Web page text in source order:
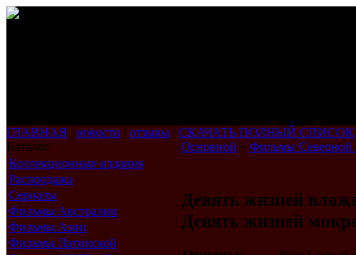
ГЛАВНАЯ | новости | отзывы | СКАЧАТЬ ПОЛНЫЙ СПИСОК
Каталог
Коллекционные издания
Распродажа
Сериалы
Фильмы Австралии
Фильмы Азии
Фильмы Латинской
Основной » Фильмы Северной
Девять жизней
Девять жизней